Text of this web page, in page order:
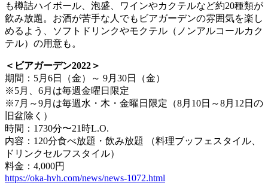
も樽詰ハイボール、泡盛、ワインやカクテルなど約20種類が
飲み放題。お酒が苦手な人でもビアガーデンの雰囲気を楽し
めるよう、ソフトドリンクやモクテル（ノンアルコールカク
テル）の用意も。
＜ビアガーデン2022＞
期間：5月6日（金）～ 9月30日（金）
※5月、6月は毎週金曜日限定
※7月～9月は毎週水・木・金曜日限定（8月10日～8月12日の
旧盆除く）
時間：1730分〜21時L.O.
内容：120分食べ放題・飲み放題 （料理ブッフェスタイル、
ドリンクセルフスタイル）
料金：4,000円
https://oka-hvh.com/news/news-1072.html